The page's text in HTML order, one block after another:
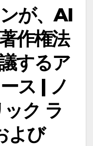
が、AI
作権法
するア
ス | ノ
ク ラ
よび